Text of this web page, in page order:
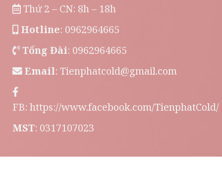
Thứ 2 – CN: 8h – 18h
Hotline: 0962964665
Tổng Đài: 0962964665
Email: Tienphatcold@gmail.com
FB: https://www.facebook.com/TienphatCold/
MST: 0317107023